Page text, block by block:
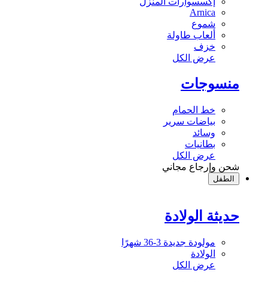
Arnica
شموع
ألعاب طاولة
خزف
عرض الكل
منسوجات
خط الحمام
بياضات سرير
وسائد
بطانيات
عرض الكل
شحن وإرجاع مجاني
الطفل
حديثة الولادة
مولودة جديدة 3-36 شهرًا
الولادة
عرض الكل